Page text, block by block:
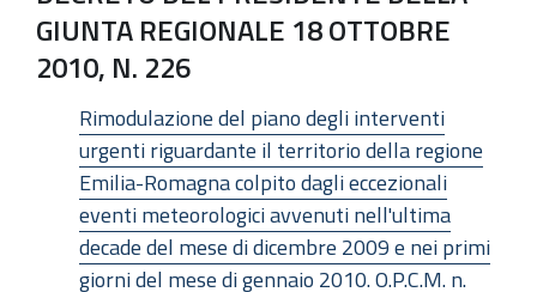
GIUNTA REGIONALE 18 OTTOBRE
2010, N. 226
Rimodulazione del piano degli interventi
urgenti riguardante il territorio della regione
Emilia-Romagna colpito dagli eccezionali
eventi meteorologici avvenuti nell'ultima
decade del mese di dicembre 2009 e nei primi
giorni del mese di gennaio 2010. O.P.C.M. n.